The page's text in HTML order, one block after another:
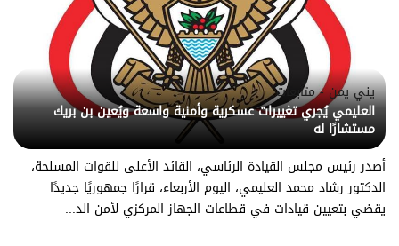
يني يمن - متابعات
العليمي يُجري تغييرات عسكرية وأمنية واسعة ويُعين بن بريك
مستشارًا له
أصدر رئيس مجلس القيادة الرئاسي، القائد الأعلى للقوات المسلحة،
الدكتور رشاد محمد العليمي، اليوم الأربعاء، قرارًا جمهوريًا جديدًا
يقضي بتعيين قيادات في قطاعات الجهاز المركزي لأمن الد...